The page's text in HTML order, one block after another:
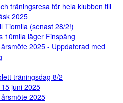
träningsresa för hela klubben till
2025
Tiomila (senast 28/2!)
10mila läger Finspång
2025 - Uppdaterad med
träningsdag 8/2
juni 2025
2025